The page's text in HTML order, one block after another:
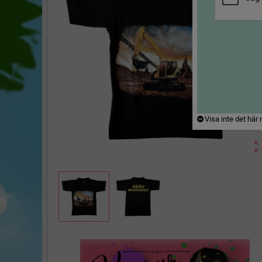
Visa inte det här